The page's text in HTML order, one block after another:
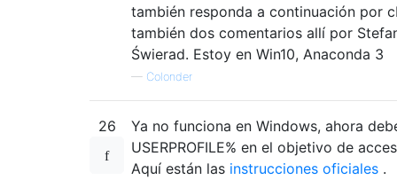
también responda a continuación por
también dos comentarios allí por
Świerad. Estoy en Win10, Anaconda 3
— Colonder
26
Ya no funciona en Windows, ahora
USERPROFILE% en el objetivo de
Aquí están las instrucciones oficiales .